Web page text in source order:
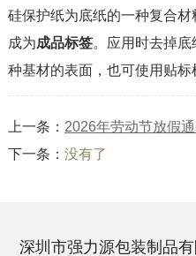
硅保护纸为底纸的一种复合
成为 成品标签。应用时去掉底
种基材的表面，也可使用贴标
上一条： 2026年劳动节放假
下一条： 没有了
深圳市强力源包装制品有